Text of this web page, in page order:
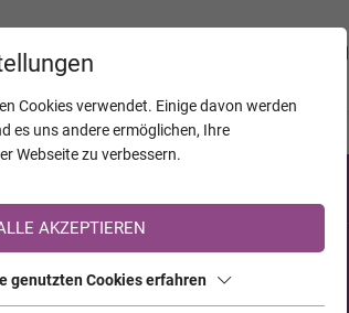
auf TrauerHilfe.it registriert?
Registrierung <<
Cookies verwendet. Einige davon werden
es uns andere ermöglichen, Ihre
Webseite zu verbessern.
AKZEPTIEREN
genutzten Cookies erfahren
UNTERNEHMEN